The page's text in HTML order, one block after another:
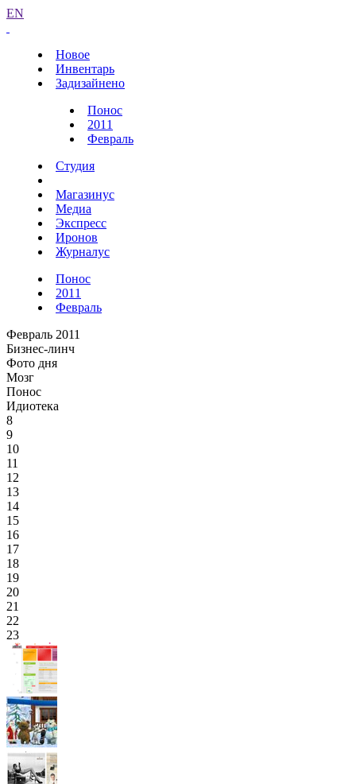
EN
Новое
Инвентарь
Задизайнено
Понос
2011
Февраль
Студия
Магазинус
Медиа
Экспресс
Иронов
Журналус
Понос
2011
Февраль
Февраль 2011
Бизнес-линч
Фото дня
Мозг
Понос
Идиотека
8
9
10
11
12
13
14
15
16
17
18
19
20
21
22
23